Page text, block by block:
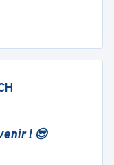
! 😎